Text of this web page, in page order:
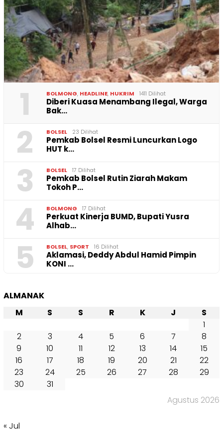
1 BOLMONG, HEADLINE, HUKRIM 1411 Dilihat
Diberi Kuasa Menambang Ilegal, Warga
Bak…
2 BOLSEL 23 Dilihat
Pemkab Bolsel Resmi Luncurkan Logo
HUT k…
3 BOLSEL 17 Dilihat
Pemkab Bolsel Rutin Ziarah Makam
Tokoh P…
4 BOLMONG 17 Dilihat
Perkuat Kinerja BUMD, Bupati Yusra
Alhab…
5 BOLSEL, SPORT 16 Dilihat
Aklamasi, Deddy Abdul Hamid Pimpin
KONI …
ALMANAK
Agustus 2026
M S S R K J
S
1
2
3 4 5 6 7
8
9
10 11 12 13 14
15
16
17 18 19 20 21
22
23
24 25 26 27 28
29
30
31
« Jul